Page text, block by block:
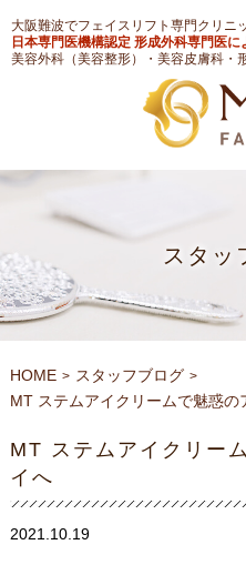
大阪難波でフェイスリフト専門クリニ
日本専門医機構認定 形成外科専門医に
美容外科（美容整形）・美容皮膚科・
スタッ
HOME
スタッフブログ
MT ステムアイクリームで魅惑の
MT ステムアイクリー
イへ
2021.10.19